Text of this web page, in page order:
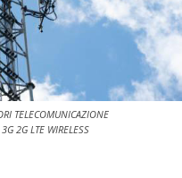
TELECOMUNICAZIONE
2G LTE WIRELESS